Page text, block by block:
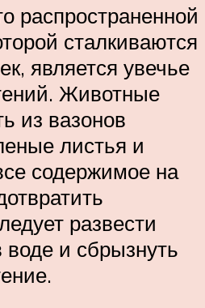
распространенной
сталкиваются
является увечье
Животные
из вазонов
листья и
содержимое на
развести
и сбрызнуть